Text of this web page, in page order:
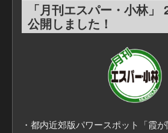
■「月刊エスパー・小林」について
https://mugenju.com/contents/?id=595
「月刊エスパー・小林」
公開しました！
・都内近郊版パワースポット「霞が